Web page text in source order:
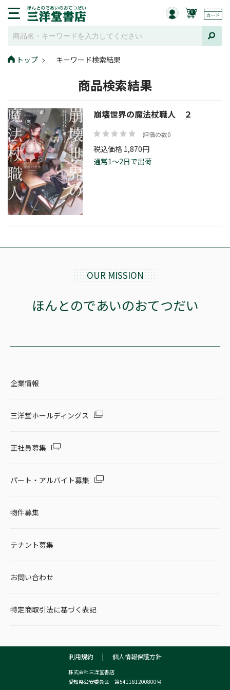
0
トップ キーワード検索結果
商品検索結果
崩壊世界の魔法杖職人 ２
評価の数0
税込価格 1,870円
通常1～2日で出荷
OUR MISSION
ほんとのであいのおてつだい
企業情報
三洋堂ホールディングス
正社員募集
パート・アルバイト募集
物件募集
テナント募集
お問い合わせ
特定商取引法に基づく表記
利用規約 | 個人情報保護方針
株式会社三洋堂書店
愛知県公安委員会 第541181200800号